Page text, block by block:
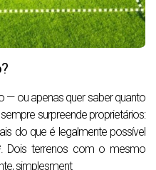
— ou apenas quer saber quanto
surpreende proprietários:
do que é legalmente possível
Dois terrenos com o mesmo
simplesment